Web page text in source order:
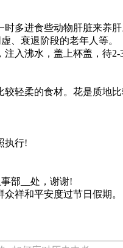
多进食些动物肝脏来养肝
、衰退阶段的老年人等。
入沸水，盖上杯盖，待2-
轻柔的食材。花是质地
执行!
部__处，谢谢!
祥和平安度过节日假期。